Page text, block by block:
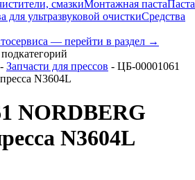
смазкиМонтажная пастаПаста
ультразвуковой очисткиСредства
— перейти в раздел →
- Запчасти для прессов - ЦБ-00001061
N3604L
NORDBERG
N3604L